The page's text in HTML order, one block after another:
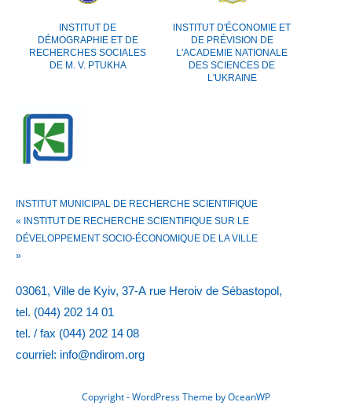
INSTITUT DE
DÉMOGRAPHIE ET DE
RECHERCHES SOCIALES
DE M. V. PTUKHA
INSTITUT D'ÉCONOMIE ET
DE PRÉVISION DE
L'ACADEMIE NATIONALE
DES SCIENCES DE
L'UKRAINE
INSTITUT MUNICIPAL DE RECHERCHE SCIENTIFIQUE
« INSTITUT DE RECHERCHE SCIENTIFIQUE SUR LE
DÉVELOPPEMENT SOCIO-ÉCONOMIQUE DE LA VILLE
»
03061, Ville de Kyiv, 37-А rue Heroiv de Sébastopol,
tel. (044) 202 14 01
tel. / fax (044) 202 14 08
courriel: info@ndirom.org
Copyright - WordPress Theme by OceanWP